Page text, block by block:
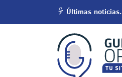
Últimas noticias.